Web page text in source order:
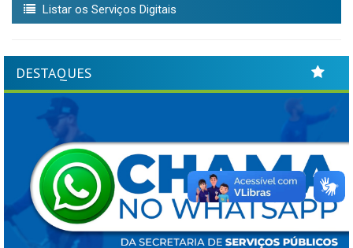
Listar os Serviços Digitais
DESTAQUES